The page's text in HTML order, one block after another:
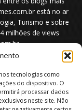
tecnologias como
do dispositivo. O
processar dados
neste site. Não
está no ar
Turismo e sobre
milhões de views